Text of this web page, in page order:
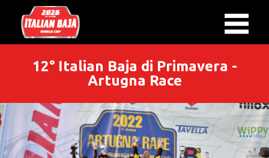
12° Italian Baja di Primavera -
Artugna Race